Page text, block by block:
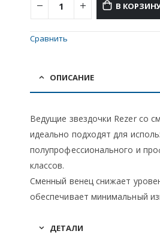
В
Сравнить
ОПИСАНИЕ
Ведущие звездочки Rezer со
идеально подходят для
полупрофессионального и
классов.
Сменный венец снижает
обеспечивает минимальный
ДЕТАЛИ